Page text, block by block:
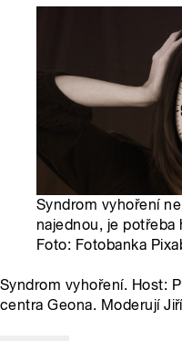
Syndrom vyhoření
najednou, je potřeba
Foto: Fotobanka
Syndrom vyhoření. Host:
centra Geona. Moderují